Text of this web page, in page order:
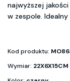
najwyższej
w zespole.
Kod produktu:
Wymiar: 22X6X15CM